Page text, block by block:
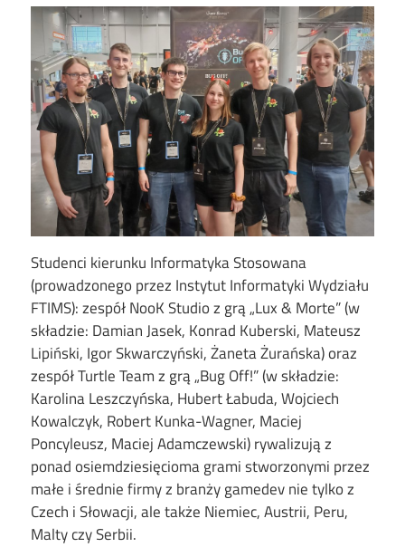
Image
Studenci kierunku Informatyka Stosowana
(prowadzonego przez Instytut Informatyki Wydziału
FTIMS): zespół NooK Studio z grą „Lux & Morte” (w
składzie: Damian Jasek, Konrad Kuberski, Mateusz
Lipiński, Igor Skwarczyński, Żaneta Żurańska) oraz
zespół Turtle Team z grą „Bug Off!” (w składzie:
Karolina Leszczyńska, Hubert Łabuda, Wojciech
Kowalczyk, Robert Kunka-Wagner, Maciej
Poncyleusz, Maciej Adamczewski) rywalizują z
ponad osiemdziesięcioma grami stworzonymi przez
małe i średnie firmy z branży gamedev nie tylko z
Czech i Słowacji, ale także Niemiec, Austrii, Peru,
Malty czy Serbii.